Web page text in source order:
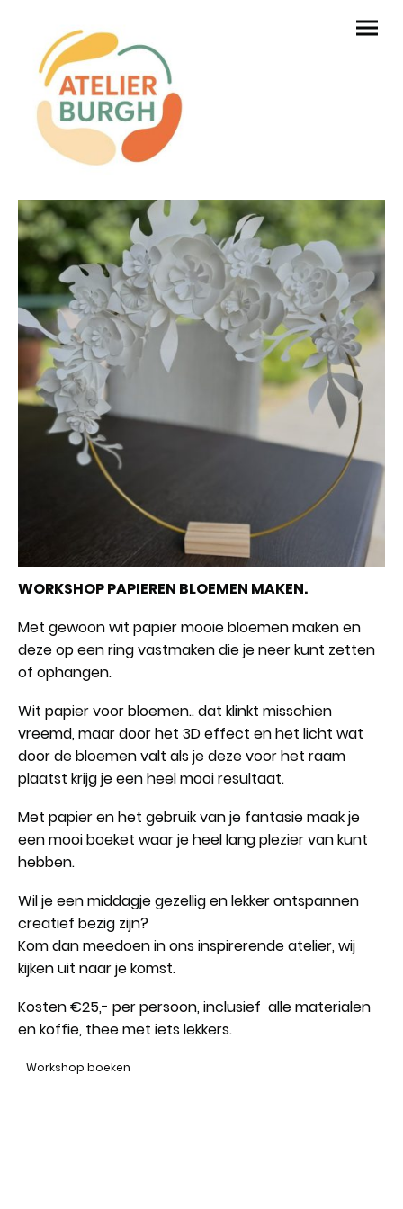
WORKSHOP PAPIEREN BLOEMEN MAKEN.
Met gewoon wit papier mooie bloemen maken en
deze op een ring vastmaken die je neer kunt zetten
of ophangen.
Wit papier voor bloemen.. dat klinkt misschien
vreemd, maar door het 3D effect en het licht wat
door de bloemen valt als je deze voor het raam
plaatst krijg je een heel mooi resultaat.
Met papier en het gebruik van je fantasie maak je
een mooi boeket waar je heel lang plezier van kunt
hebben.
Wil je een middagje gezellig en lekker ontspannen
creatief bezig zijn?
Kom dan meedoen in ons inspirerende atelier, wij
kijken uit naar je komst.
Kosten €25,- per persoon, inclusief alle materialen
en koffie, thee met iets lekkers.
Workshop boeken